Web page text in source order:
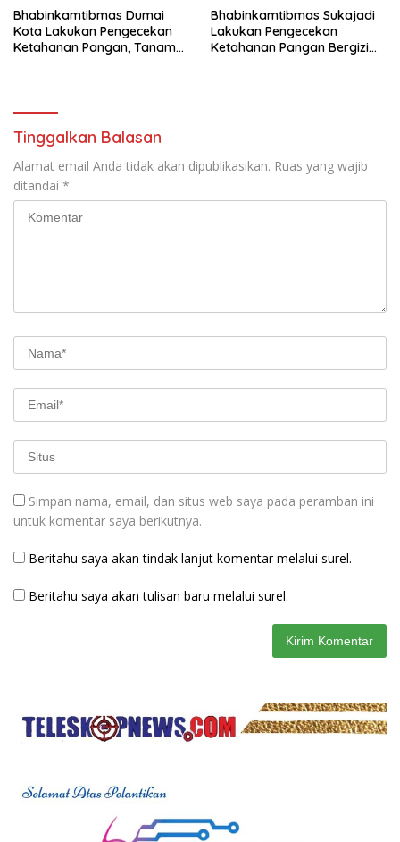
Bhabinkamtibmas Dumai
Kota Lakukan Pengecekan
Ketahanan Pangan, Tanam
Bhabinkamtibmas Sukajadi
Lakukan Pengecekan
Ketahanan Pangan Bergizi
Tinggalkan Balasan
Alamat email Anda tidak akan dipublikasikan. Ruas yang wajib
ditandai *
Simpan nama, email, dan situs web saya pada peramban ini
untuk komentar saya berikutnya.
Beritahu saya akan tindak lanjut komentar melalui surel.
Beritahu saya akan tulisan baru melalui surel.